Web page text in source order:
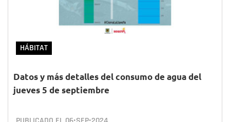
HÁBITAT
Datos y más detalles del consumo de agua del
jueves 5 de septiembre